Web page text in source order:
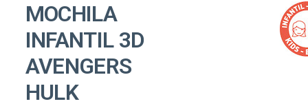
MOCHILA
INFANTIL 3D
AVENGERS
HULK